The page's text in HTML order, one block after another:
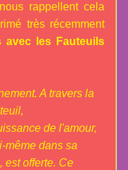
rappellent cela
très récemment
avec les Fauteuils
A travers la
de l'amour,
même dans sa
est offerte. Ce